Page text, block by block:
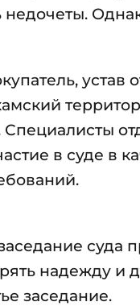
Специалисты
в суде в
суда
надежду и
заседание.